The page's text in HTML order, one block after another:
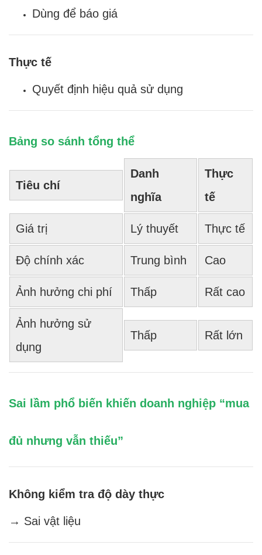
Dùng để báo giá
Thực tế
Quyết định hiệu quả sử dụng
Bảng so sánh tổng thể
Tiêu chí
Danh
nghĩa
Thực
tế
Giá trị Lý thuyết Thực tế
Độ chính xác Trung bình Cao
Ảnh hưởng chi phí Thấp Rất cao
Ảnh hưởng sử
dụng
Thấp Rất lớn
Sai lầm phổ biến khiến doanh nghiệp “mua
đủ nhưng vẫn thiếu”
Không kiểm tra độ dày thực
→ Sai vật liệu